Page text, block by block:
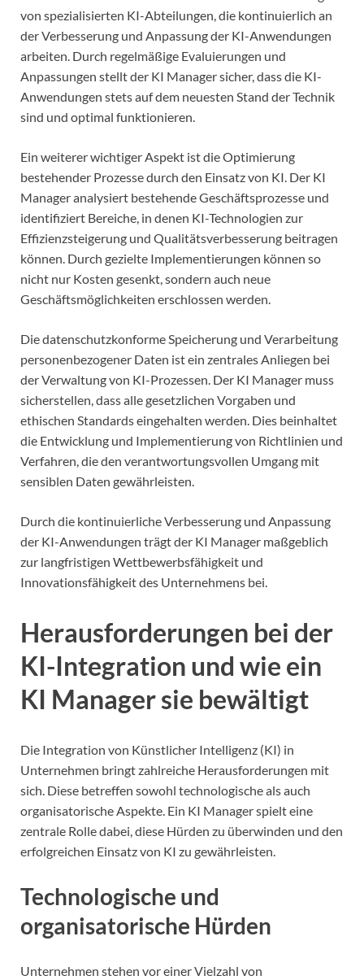
von spezialisierten KI-Abteilungen, die kontinuierlich an
der Verbesserung und Anpassung der KI-Anwendungen
arbeiten. Durch regelmäßige Evaluierungen und
Anpassungen stellt der KI Manager sicher, dass die KI-
Anwendungen stets auf dem neuesten Stand der Technik
sind und optimal funktionieren.
Ein weiterer wichtiger Aspekt ist die Optimierung
bestehender Prozesse durch den Einsatz von KI. Der KI
Manager analysiert bestehende Geschäftsprozesse und
identifiziert Bereiche, in denen KI-Technologien zur
Effizienzsteigerung und Qualitätsverbesserung beitragen
können. Durch gezielte Implementierungen können so
nicht nur Kosten gesenkt, sondern auch neue
Geschäftsmöglichkeiten erschlossen werden.
Die datenschutzkonforme Speicherung und Verarbeitung
personenbezogener Daten ist ein zentrales Anliegen bei
der Verwaltung von KI-Prozessen. Der KI Manager muss
sicherstellen, dass alle gesetzlichen Vorgaben und
ethischen Standards eingehalten werden. Dies beinhaltet
die Entwicklung und Implementierung von Richtlinien und
Verfahren, die den verantwortungsvollen Umgang mit
sensiblen Daten gewährleisten.
Durch die kontinuierliche Verbesserung und Anpassung
der KI-Anwendungen trägt der KI Manager maßgeblich
zur langfristigen Wettbewerbsfähigkeit und
Innovationsfähigkeit des Unternehmens bei.
Herausforderungen bei der
KI-Integration und wie ein
KI Manager sie bewältigt
Die Integration von Künstlicher Intelligenz (KI) in
Unternehmen bringt zahlreiche Herausforderungen mit
sich. Diese betreffen sowohl technologische als auch
organisatorische Aspekte. Ein KI Manager spielt eine
zentrale Rolle dabei, diese Hürden zu überwinden und den
erfolgreichen Einsatz von KI zu gewährleisten.
Technologische und
organisatorische Hürden
Unternehmen stehen vor einer Vielzahl von